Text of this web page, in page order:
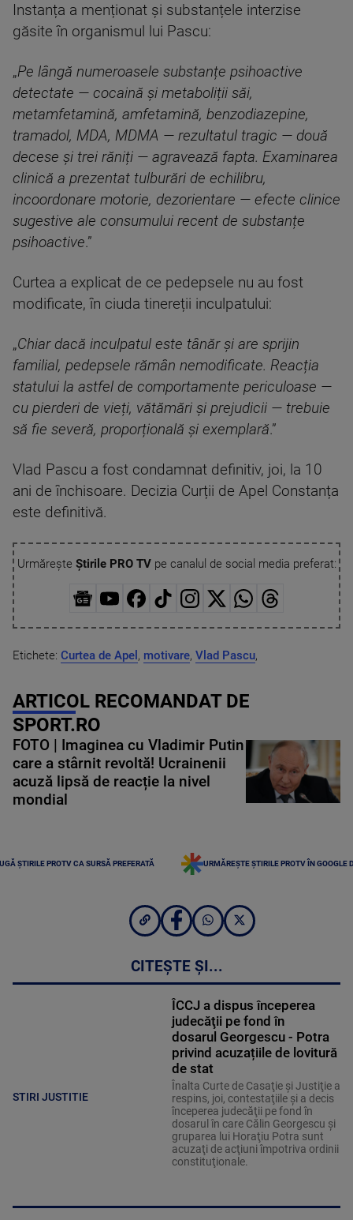
Instanța a menționat și substanțele interzise
găsite în organismul lui Pascu:
„Pe lângă numeroasele substanțe psihoactive
detectate — cocaină și metaboliții săi,
metamfetamină, amfetamină, benzodiazepine,
tramadol, MDA, MDMA — rezultatul tragic — două
decese și trei răniți — agravează fapta. Examinarea
clinică a prezentat tulburări de echilibru,
incoordonare motorie, dezorientare — efecte clinice
sugestive ale consumului recent de substanțe
psihoactive.”
Curtea a explicat de ce pedepsele nu au fost
modificate, în ciuda tinereții inculpatului:
„Chiar dacă inculpatul este tânăr și are sprijin
familial, pedepsele rămân nemodificate. Reacția
statului la astfel de comportamente periculoase —
cu pierderi de vieți, vătămări și prejudicii — trebuie
să fie severă, proporțională și exemplară.”
Vlad Pascu a fost condamnat definitiv, joi, la 10
ani de închisoare. Decizia Curții de Apel Constanța
este definitivă.
Urmărește Știrile PRO TVpe canalul de social media preferat:
Etichete: Curtea de Apel , motivare, Vlad Pascu,
ARTICOL RECOMANDAT DE
SPORT.RO
FOTO | Imaginea cu Vladimir Putin
care a stârnit revoltă! Ucrainenii
acuză lipsă de reacție la nivel
mondial
ȘTIRILE PROTV CA SURSĂ PREFERATĂ URMĂREȘTE ȘTIRILE PROTV ÎN GOOGLE
CITEȘTE ȘI...
STIRI JUSTITIE
ÎCCJ a dispus începerea
judecăţii pe fond în
dosarul Georgescu - Potra
privind acuzațiile de lovitură
de stat
Înalta Curte de Casaţie şi Justiţie a
respins, joi, contestaţiile şi a decis
începerea judecăţii pe fond în
dosarul în care Călin Georgescu şi
gruparea lui Horaţiu Potra sunt
acuzaţi de acţiuni împotriva ordinii
constituţionale.